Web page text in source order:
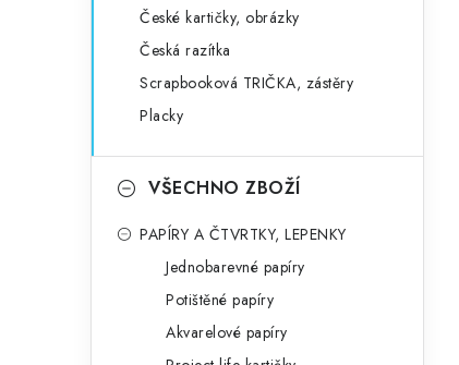
České kartičky, obrázky
Česká razítka
Scrapbooková TRIČKA, zástěry
Placky
VŠECHNO ZBOŽÍ
PAPÍRY A ČTVRTKY, LEPENKY
Jednobarevné papíry
Potištěné papíry
Akvarelové papíry